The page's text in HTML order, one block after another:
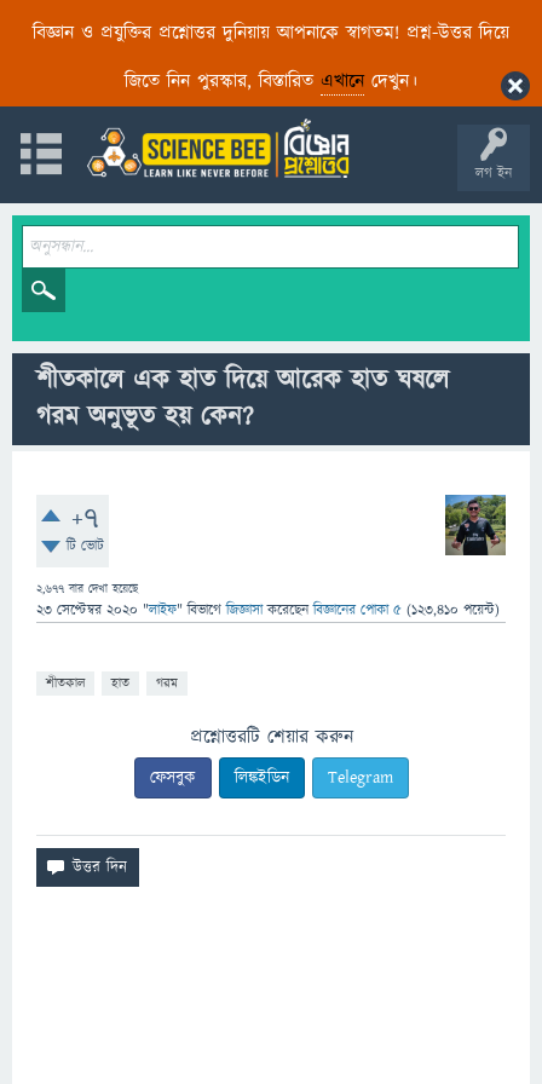
বিজ্ঞান ও প্রযুক্তির প্রশ্নোত্তর দুনিয়ায় আপনাকে স্বাগতম! প্রশ্ন-উত্তর দিয়ে
জিতে নিন পুরস্কার, বিস্তারিত এখানেদেখুন।
লগ ইন
শীতকালে এক হাত দিয়ে আরেক হাত ঘষলে
গরম অনুভূত হয় কেন?
+7
টি ভোট
2,677 বার দেখা হয়েছে
23 সেপ্টেম্বর 2020 "লাইফ" বিভাগে জিজ্ঞাসাকরেছেনবিজ্ঞানের পোকা ৫ (123,410 পয়েন্ট)
শীতকাল হাত গরম
প্রশ্নোত্তরটি শেয়ার করুন
ফেসবুক লিঙ্কইডিন Telegram